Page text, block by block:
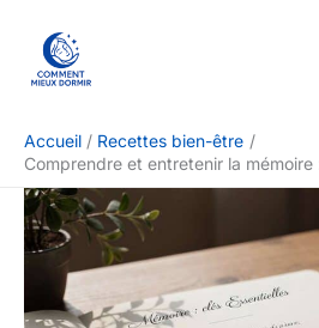
contenu
Accueil
Recettes bien-être
Comprendre et entretenir la mémoire